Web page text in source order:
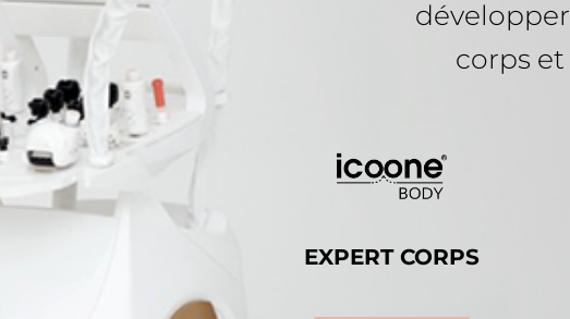
développer
corps et
EXPERT CORPS